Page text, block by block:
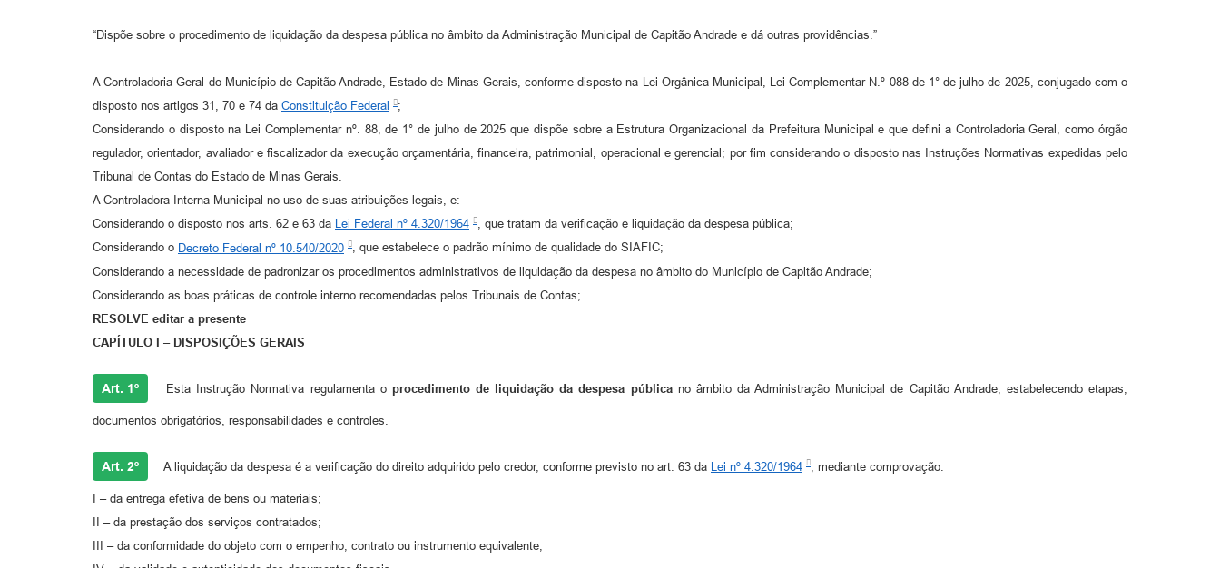
“Dispõe sobre o procedimento de liquidação da despesa pública no âmbito da Administração Municipal de Capitão Andrade e dá outras providências.”
A Controladoria Geral do Município de Capitão Andrade, Estado de Minas Gerais, conforme disposto na Lei Orgânica Municipal, Lei Complementar N.º 088 de 1° de julho de 2025, conjugado com o
disposto nos artigos 31, 70 e 74 da Constituição Federal
;
Considerando o disposto na Lei Complementar nº. 88, de 1° de julho de 2025 que dispõe sobre a Estrutura Organizacional da Prefeitura Municipal e que defini a Controladoria Geral, como órgão
regulador, orientador, avaliador e fiscalizador da execução orçamentária, financeira, patrimonial, operacional e gerencial; por fim considerando o disposto nas Instruções Normativas expedidas pelo
Tribunal de Contas do Estado de Minas Gerais.
A Controladora Interna Municipal no uso de suas atribuições legais, e:
Considerando o disposto nos arts. 62 e 63 da Lei Federal nº 4.320/1964
, que tratam da verificação e liquidação da despesa pública;
Considerando o Decreto Federal nº 10.540/2020
, que estabelece o padrão mínimo de qualidade do SIAFIC;
Considerando a necessidade de padronizar os procedimentos administrativos de liquidação da despesa no âmbito do Município de Capitão Andrade;
Considerando as boas práticas de controle interno recomendadas pelos Tribunais de Contas;
RESOLVE editar a presente
CAPÍTULO I – DISPOSIÇÕES GERAIS
Art. 1º Esta Instrução Normativa regulamenta o procedimento de liquidação da despesa públicano âmbito da Administração Municipal de Capitão Andrade, estabelecendo etapas,
documentos obrigatórios, responsabilidades e controles.
Art. 2º A liquidação da despesa é a verificação do direito adquirido pelo credor, conforme previsto no art. 63 da Lei nº 4.320/1964 , mediante comprovação:
I – da entrega efetiva de bens ou materiais;
II – da prestação dos serviços contratados;
III – da conformidade do objeto com o empenho, contrato ou instrumento equivalente;